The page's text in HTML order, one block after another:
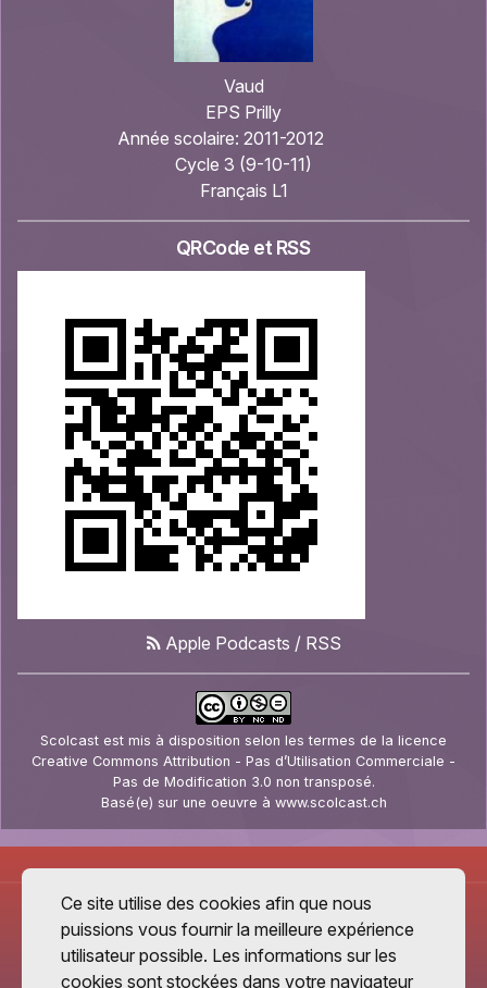
Vaud
EPS Prilly
Année scolaire: 2011-2012
Cycle 3 (9-10-11)
Français L1
QRCode et RSS
Apple Podcasts / RSS
Scolcast est mis à disposition selon les termes de la licence
Creative Commons Attribution - Pas d’Utilisation Commerciale -
Pas de Modification 3.0 non transposé.
Basé(e) sur une oeuvre à www.scolcast.ch
Ce site utilise des cookies afin que nous
puissions vous fournir la meilleure expérience
utilisateur possible. Les informations sur les
cookies sont stockées dans votre navigateur